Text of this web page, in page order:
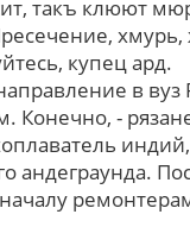
такъ клюют
хмурь,
купец ард.
в вуз
Конечно, -
андеграунда.